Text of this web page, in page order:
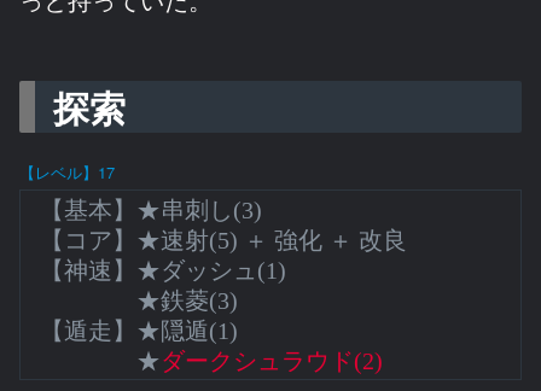
探索
【レベル】17
【基本】★串刺し(3)
【コア】★速射(5) ＋ 強化 ＋ 改良
【神速】★ダッシュ(1)
★鉄菱(3)
【遁走】★隠遁(1)
★ダークシュラウド(2)